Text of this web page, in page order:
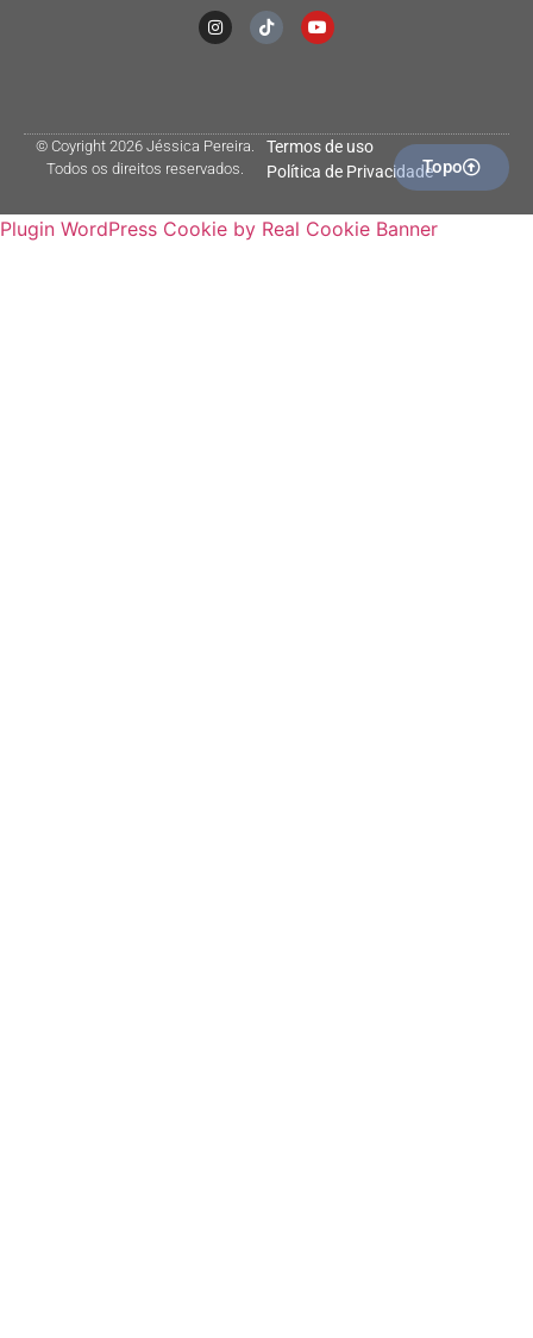
© Coyright 2026 Jéssica Pereira.
Todos os direitos reservados.
Termos de uso
Política de PrivacidadeTopo
Plugin WordPress Cookie by Real Cookie Banner